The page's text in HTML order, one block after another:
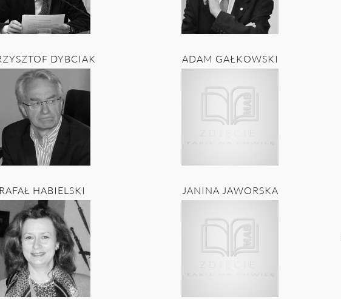
DYBCIAK ADAM GAŁKOWSKI
RAFAŁ HABIELSKI JANINA JAWORSKA